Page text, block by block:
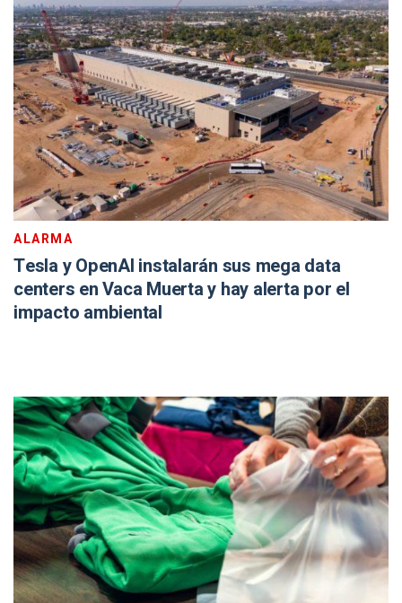
ALARMA
Tesla y OpenAI instalarán sus mega data
centers en Vaca Muerta y hay alerta por el
impacto ambiental